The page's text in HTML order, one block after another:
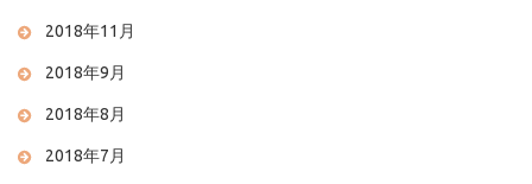
2018年11月
2018年9月
2018年8月
2018年7月